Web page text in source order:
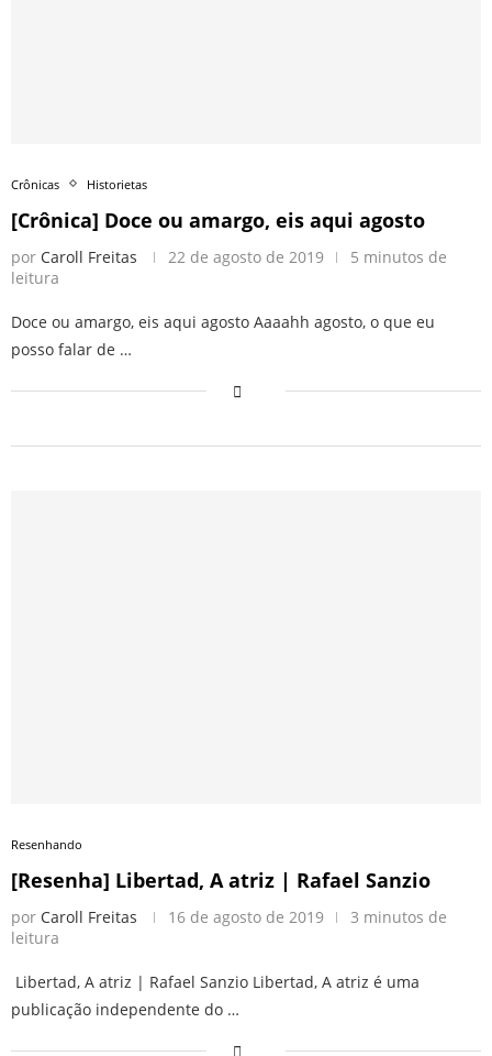
Crônicas Historietas
[Crônica] Doce ou amargo, eis aqui agosto
por Caroll Freitas 22 de agosto de 2019
5 minutos de
leitura
Doce ou amargo, eis aqui agosto Aaaahh agosto, o que eu
posso falar de …
Resenhando
[Resenha] Libertad, A atriz | Rafael Sanzio
por Caroll Freitas 16 de agosto de 2019
3 minutos de
leitura
Libertad, A atriz | Rafael Sanzio Libertad, A atriz é uma
publicação independente do …